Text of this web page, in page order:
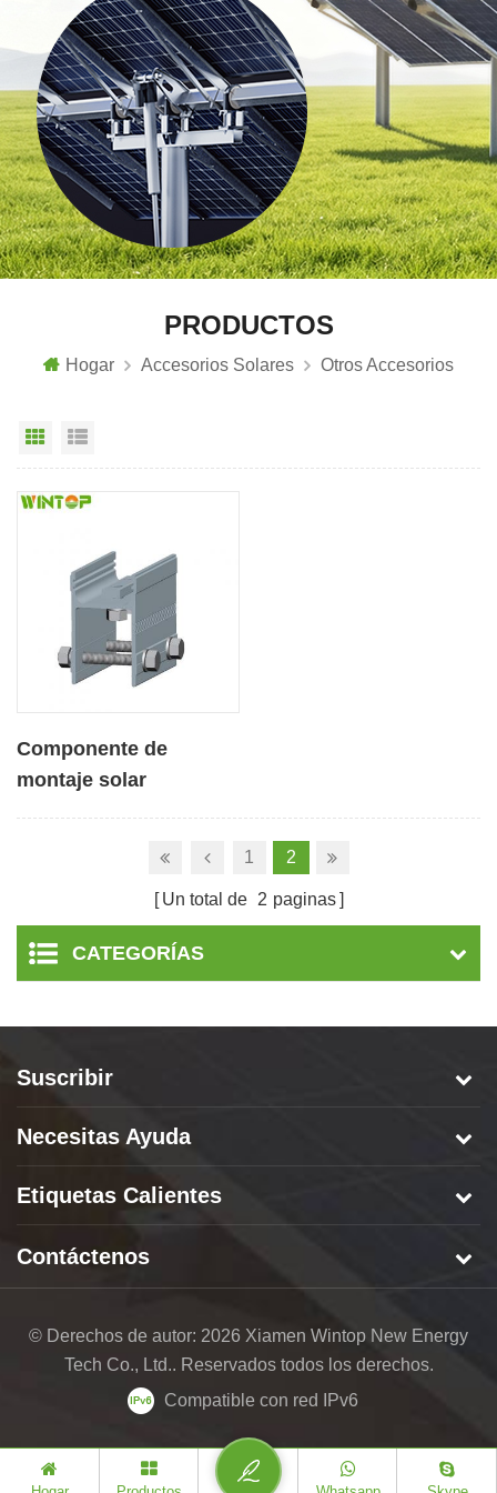
PRODUCTOS
Hogar Accesorios Solares Otros Accesorios
Vista en cuadrícula
Componente de
montaje solar
1 2
Un total de 2 paginas
CATEGORÍAS
Suscribir
Necesitas Ayuda
Etiquetas Calientes
Contáctenos
© Derechos de autor: 2026 Xiamen Wintop New Energy
Tech Co., Ltd.. Reservados todos los derechos.
Compatible con red IPv6